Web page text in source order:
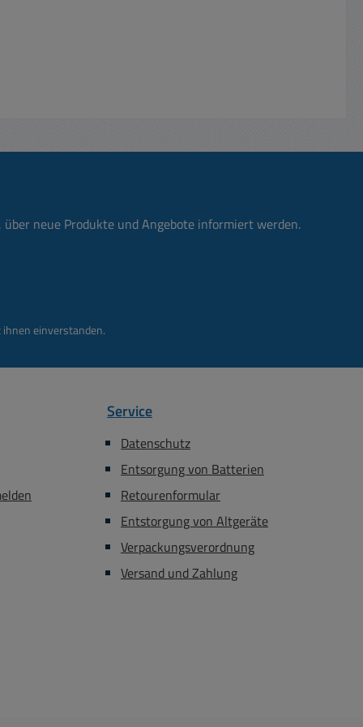
neue Produkte und Angebote informiert werden.
einverstanden.
Service
Datenschutz
Entsorgung von Batterien
Retourenformular
Entstorgung von Altgeräte
Verpackungsverordnung
Versand und Zahlung